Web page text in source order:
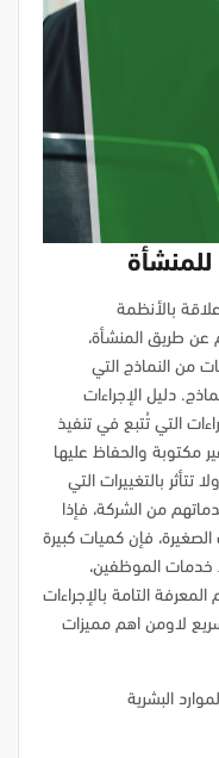
للمنشأة
بالأنظمة
عن طريق المنشأة،
من النماذج التي
دليل الإجراءات
التي تُتبع في تنفيذ
مكتوبة والحفاظ عليها
تتأثر بالتغييرات التي
من الشركة، فإذا
فإن كميات كبيرة
خدمات الموظفين،
التامة بالإجراءات
لاومن اهم مميزات
البشرية